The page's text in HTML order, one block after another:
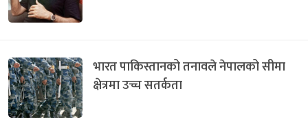
भारत पाकिस्तानको तनावले नेपालको सीमा
क्षेत्रमा उच्च सतर्कता